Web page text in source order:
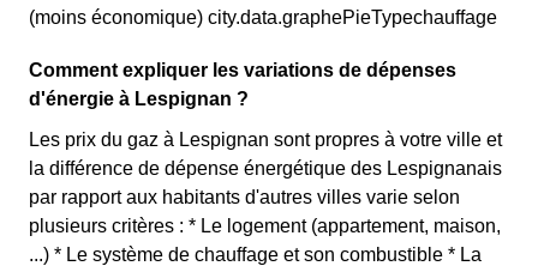
(moins économique) city.data.graphePieTypechauffage
Comment expliquer les variations de dépenses
d'énergie à Lespignan ?
Les prix du gaz à Lespignan sont propres à votre ville et
la différence de dépense énergétique des Lespignanais
par rapport aux habitants d'autres villes varie selon
plusieurs critères : * Le logement (appartement, maison,
...) * Le système de chauffage et son combustible * La